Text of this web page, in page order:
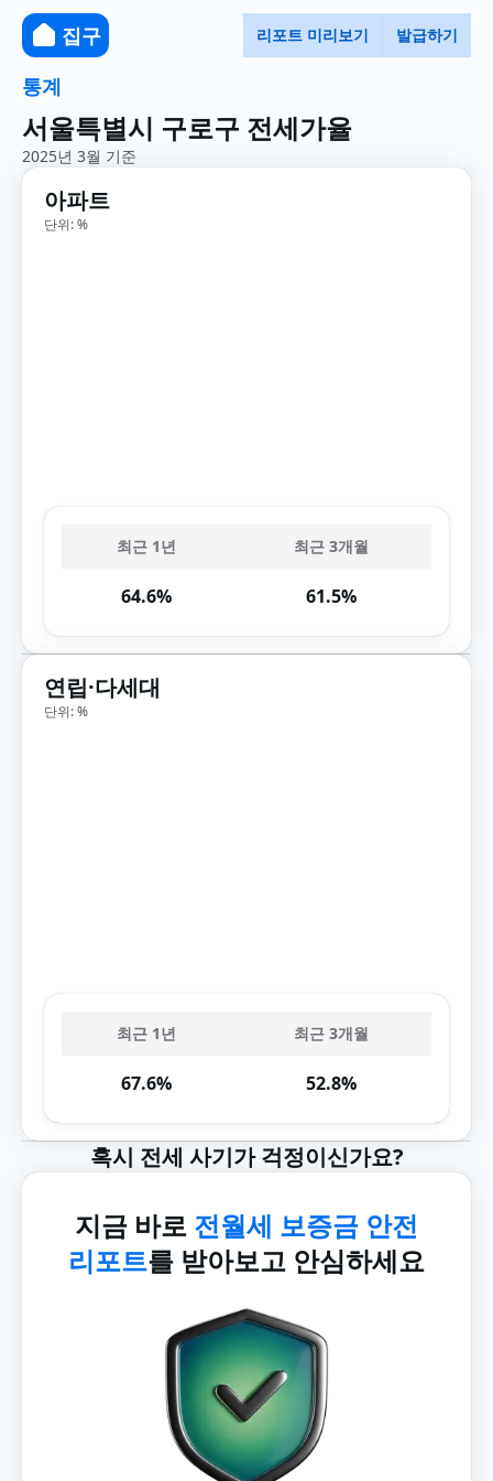
집구 리포트 미리보기 발급하기
통계
서울특별시 구로구 전세가율
2025년 3월 기준
아파트
단위: %
최근 1년 최근 3개월
64.6% 61.5%
연립·다세대
단위: %
최근 1년 최근 3개월
67.6% 52.8%
혹시 전세 사기가 걱정이신가요?
지금 바로 전월세 보증금 안전
리포트를 받아보고 안심하세요